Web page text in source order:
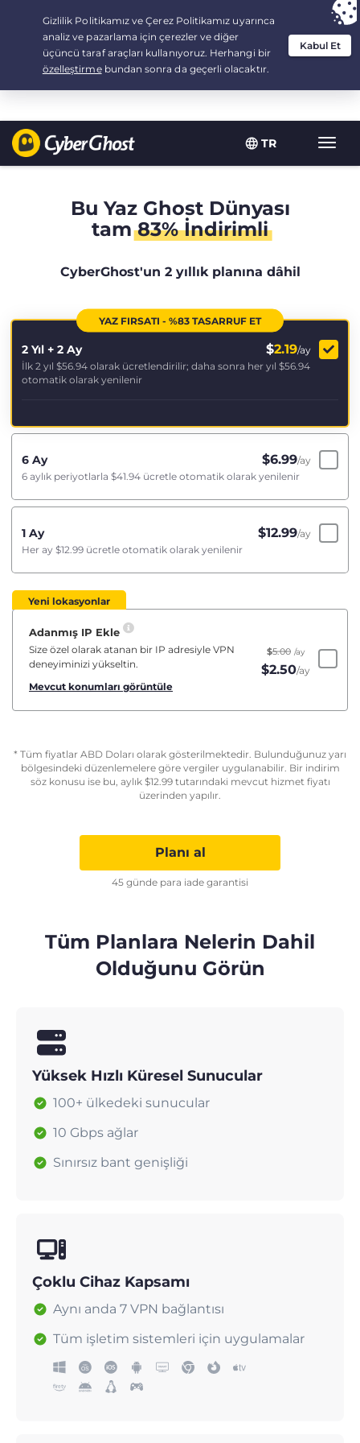
TR
Your choice:The Best Dealfor 2.1666666666667-years at $
/month
Bu Yaz Ghost Dünyası
tam83% İndirimli
CyberGhost'un 2 yıllık planına dâhil
YAZ FIRSATI - %83 TASARRUF ET
2 Yıl + 2 Ay $2.19/ay
İlk 2 yıl $56.94 olarak ücretlendirilir; daha sonra her yıl $56.94
otomatik olarak yenilenir
6 Ay $6.99/ay
6 aylık periyotlarla $41.94 ücretle otomatik olarak yenilenir
1 Ay $12.99/ay
Her ay $12.99 ücretle otomatik olarak yenilenir
Yeni lokasyonlar
Adanmış IP Ekle
Size özel olarak atanan bir IP adresiyle VPN
deneyiminizi yükseltin.
Mevcut konumları görüntüle
$5.00 /ay
$2.50/ay
* Tüm fiyatlar ABD Doları olarak gösterilmektedir. Bulunduğunuz yarı
bölgesindeki düzenlemelere göre vergiler uygulanabilir. Bir indirim
söz konusu ise bu, aylık $12.99tutarındaki mevcut hizmet fiyatı
üzerinden yapılır.
Planı al
45 günde para iade garantisi
Tüm Planlara Nelerin Dahil
Olduğunu Görün
Yüksek Hızlı Küresel Sunucular
100+ ülkedeki sunucular
10 Gbps ağlar
Sınırsız bant genişliği
Çoklu Cihaz Kapsamı
Aynı anda 7 VPN bağlantısı
Tüm işletim sistemleri için uygulamalar